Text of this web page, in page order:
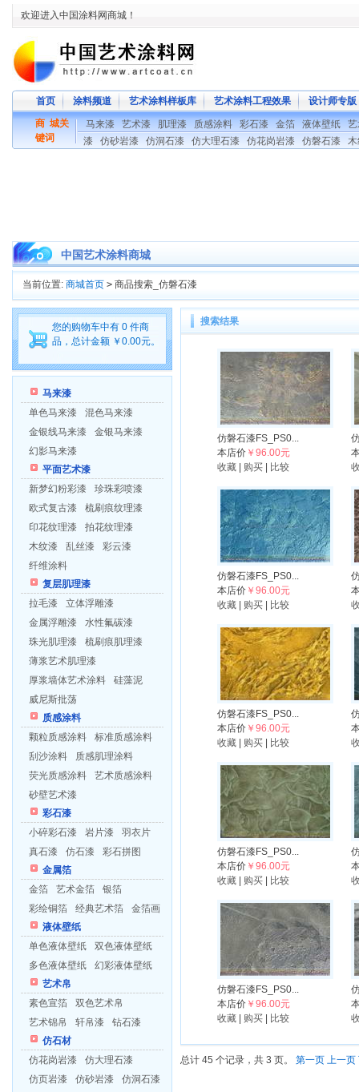
欢迎进入中国涂料网商城！
首页 涂料频道 艺术涂料样板库 艺术涂料工程效果
设计师专版
商 城关
键词
马来漆 艺术漆 肌理漆 质感涂料 彩石漆 金箔 液体壁纸
漆
仿砂岩漆 仿洞石漆 仿大理石漆 仿花岗岩漆 仿磐石漆
中国艺术涂料商城
当前位置: 商城首页 > 商品搜索_仿磐石漆
您的购物车中有 0 件商
品，总计金额 ￥0.00元。
马来漆
单色马来漆
混色马来漆
金银线马来漆
金银马来漆
幻影马来漆
平面艺术漆
新梦幻粉彩漆
珍珠彩喷漆
欧式复古漆
梳刷痕纹理漆
印花纹理漆
拍花纹理漆
木纹漆
乱丝漆
彩云漆
纤维涂料
复层肌理漆
拉毛漆
立体浮雕漆
金属浮雕漆
水性氟碳漆
珠光肌理漆
梳刷痕肌理漆
薄浆艺术肌理漆
厚浆墙体艺术涂料
硅藻泥
威尼斯批荡
质感涂料
颗粒质感涂料
标准质感涂料
刮沙涂料
质感肌理涂料
荧光质感涂料
艺术质感涂料
砂壁艺术漆
彩石漆
小碎彩石漆
岩片漆
羽衣片
真石漆
仿石漆
彩石拼图
金属箔
金箔
艺术金箔
银箔
彩绘铜箔
经典艺术箔
金箔画
液体壁纸
单色液体壁纸
双色液体壁纸
多色液体壁纸
幻彩液体壁纸
艺术帛
素色宣箔
双色艺术帛
艺术锦帛
轩帛漆
钻石漆
仿石材
仿花岗岩漆
仿大理石漆
仿页岩漆
仿砂岩漆
仿洞石漆
搜索结果
仿磐石漆FS_PS0...
本店价 ￥96.00元
收藏
购买 比较
仿磐石漆FS_PS0...
本店价 ￥96.00元
收藏
购买 比较
仿磐石漆FS_PS0...
本店价 ￥96.00元
收藏
购买 比较
仿磐石漆FS_PS0...
本店价 ￥96.00元
收藏
购买 比较
仿磐石漆FS_PS0...
本店价 ￥96.00元
收藏
购买 比较
总计 45 个记录，共 3 页。 第一页 上一页